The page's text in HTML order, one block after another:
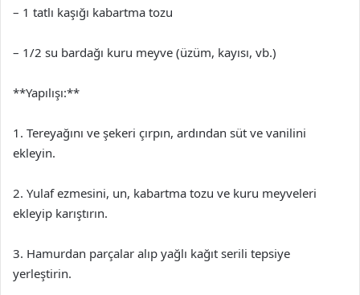
– 1 tatlı kaşığı kabartma tozu
– 1/2 su bardağı kuru meyve (üzüm, kayısı, vb.)
**Yapılışı:**
1. Tereyağını ve şekeri çırpın, ardından süt ve vanilini
ekleyin.
2. Yulaf ezmesini, un, kabartma tozu ve kuru meyveleri
ekleyip karıştırın.
3. Hamurdan parçalar alıp yağlı kağıt serili tepsiye
yerleştirin.